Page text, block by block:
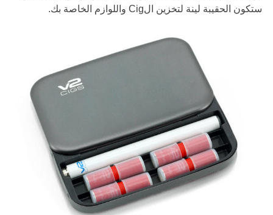
ستكون الحقيبة لينة لتخزين الCig واللوازم الخاصة بك.